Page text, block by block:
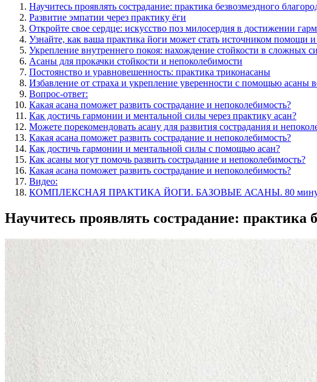
Научитесь проявлять сострадание: практика безвозмездного
Развитие эмпатии через практику ёги
Откройте свое сердце: искусство поз милосердия в достижении
Узнайте, как ваша практика йоги может стать источником помощи
Укрепление внутреннего покоя: нахождение стойкости в сложных
Асаны для прокачки стойкости и непоколебимости
Постоянство и уравновешенность: практика триконасаны
Избавление от страха и укрепление уверенности с помощью асаны
Вопрос-ответ:
Какая асана поможет развить сострадание и непоколебимость?
Как достичь гармонии и ментальной силы через практику асан?
Можете порекомендовать асану для развития сострадания и
Какая асана поможет развить сострадание и непоколебимость?
Как достичь гармонии и ментальной силы с помощью асан?
Как асаны могут помочь развить сострадание и непоколебимость?
Какая асана поможет развить сострадание и непоколебимость?
Видео:
КОМПЛЕКСНАЯ ПРАКТИКА ЙОГИ. БАЗОВЫЕ АСАНЫ. 80
Научитесь проявлять сострадание: практика